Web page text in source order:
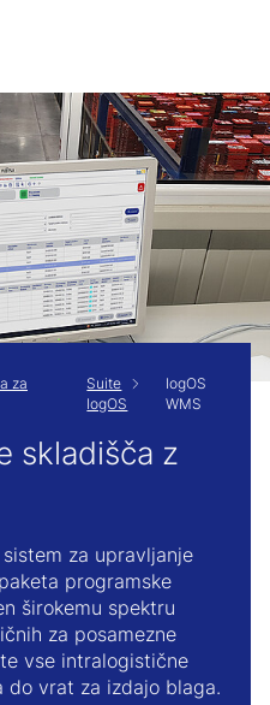
of this site
again
za
Suite
logOS
logOS
WMS
skladišča z
za upravljanje
programske
širokemu spektru
za posamezne
vse intralogistične
do vrat za izdajo blaga.